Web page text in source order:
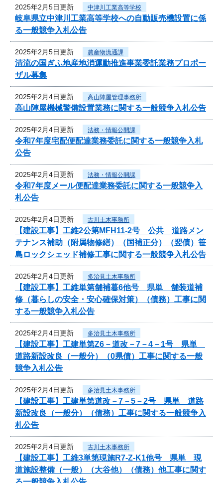
2025年2月5日更新 中津川工業高等学校
岐阜県立中津川工業高等学校への自動販売機設置に係
る一般競争入札公告
2025年2月5日更新 農産物流通課
清流の国ぎふ地産地消運動推進事業委託業務プロポー
ザル募集
2025年2月4日更新 高山陣屋管理事務所
高山陣屋機械警備設置業務に関する一般競争入札公告
2025年2月4日更新 法務・情報公開課
令和7年度宅配便配達業務委託に関する一般競争入札
公告
2025年2月4日更新 法務・情報公開課
令和7年度メール便配達業務委託に関する一般競争入
札公告
2025年2月4日更新 古川土木事務所
【建設工事】工維2公第MFH11-2号 公共 道路メン
テナンス補助（附属物修繕）（国補正分）（翌債）笹
島ロックシェッド補修工事に関する一般競争入札公告
2025年2月4日更新 多治見土木事務所
【建設工事】工維単第舗補暮6他号 県単 舗装道補
修（暮らしの安全・安心確保対策）（債務）工事に関
する一般競争入札公告
2025年2月4日更新 多治見土木事務所
【建設工事】工建単第Z6－道改－7－4－1号 県単
道路新設改良（一般分）（0県債）工事に関する一般
競争入札公告
2025年2月4日更新 多治見土木事務所
【建設工事】工建単第道改－7－5－2号 県単 道路
新設改良（一般分）（債務）工事に関する一般競争入
札公告
2025年2月4日更新 古川土木事務所
【建設工事】工維3単第現施R7-Z-K1他号 県単 現
道施設整備（一般）（大谷他）（債務）他工事に関す